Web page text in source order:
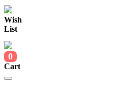
Wish
List
0
Cart